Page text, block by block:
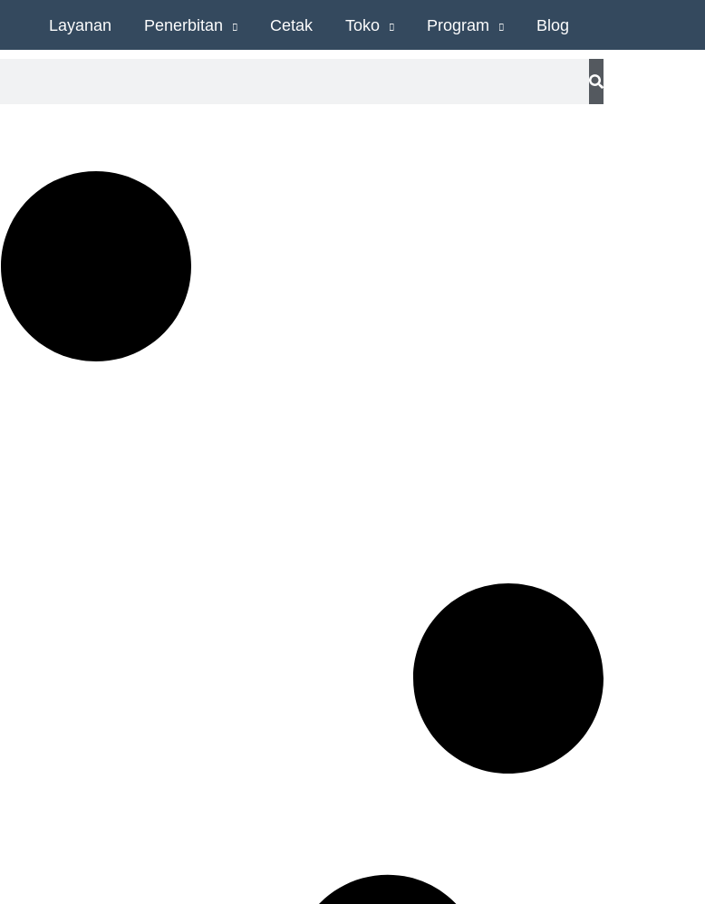
Layanan Penerbitan Cetak Toko Program Blog